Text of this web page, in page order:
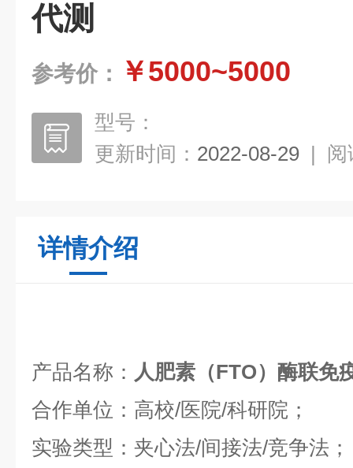
代测
参考价： ￥5000~5000
型号：
更新时间： 2022-08-29 | 阅
详情介绍
产品名称： 人肥素（FTO）酶联免
合作单位：高校/医院/科研院；
实验类型：夹心法/间接法/竞争法；